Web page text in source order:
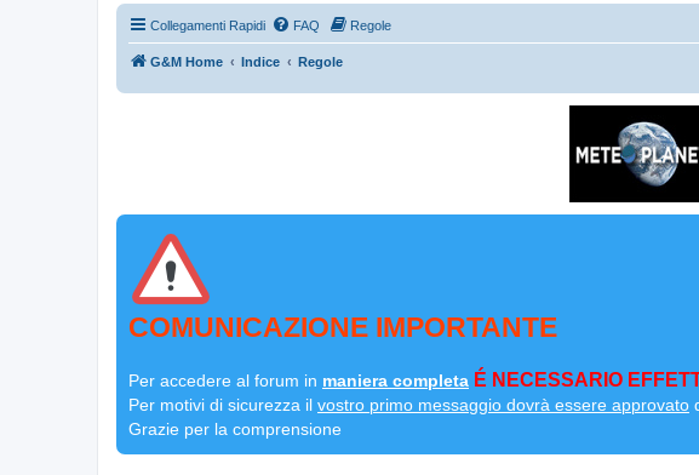
Collegamenti Rapidi FAQ Regole
G&M Home Indice Regole
COMUNICAZIONE IMPORTANTE
Per accedere al forum in maniera completa É NECESSARIO
Per motivi di sicurezza il vostro primo messaggio dovrà essere approvato
Grazie per la comprensione